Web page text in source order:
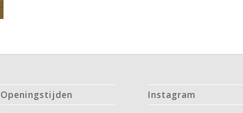
Openingstijden Instagram